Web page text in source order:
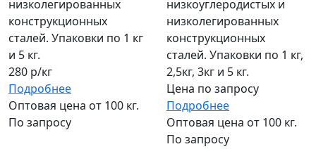
низколегированных
конструкционных
сталей. Упаковки по 1 кг
и 5 кг.
280 р/кг
Подробнее
Оптовая цена от 100 кг.
По запросу
низкоуглеродистых и
низколегированных
конструкционных
сталей. Упаковки по 1 кг,
2,5кг, 3кг и 5 кг.
Цена по запросу
Подробнее
Оптовая цена от 100 кг.
По запросу